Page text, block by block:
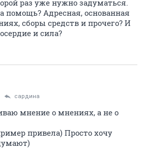
раз уже нужно задуматься.
помощь? Адресная, основанная
сборы средств и прочего? И
и сила?
сардина
мнение о мнениях, а не о
привела) Просто хочу